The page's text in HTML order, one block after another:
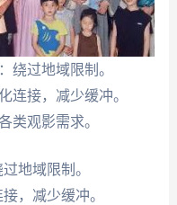
绕过地域限制。
连接，减少缓冲。
类观影需求。
地域限制。
，减少缓冲。